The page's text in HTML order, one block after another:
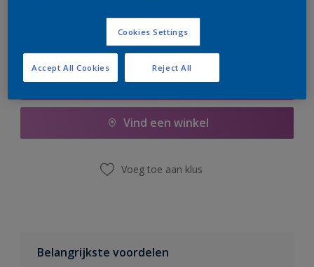
Boodschappenlijst
Vind een winkel
Voeg toe aan klus
Belangrijkste voordelen
Cookies Settings
Reject All
Accept All Cookies